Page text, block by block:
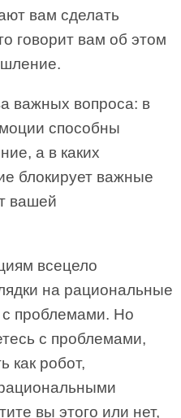
вам сделать
говорит вам об этом
важных вопроса: в
способны
а в каких
блокирует важные
вашей
всецело
на рациональные
с проблемами. Но
с проблемами,
как робот,
вы этого или нет,